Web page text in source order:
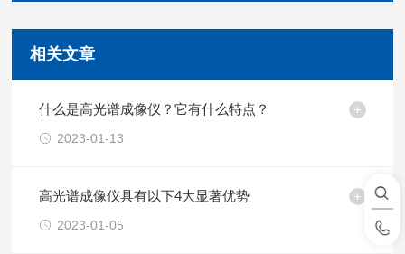
相关文章
什么是高光谱成像仪？它有什么特点？
2023-01-13
高光谱成像仪具有以下4大显著优势
2023-01-05